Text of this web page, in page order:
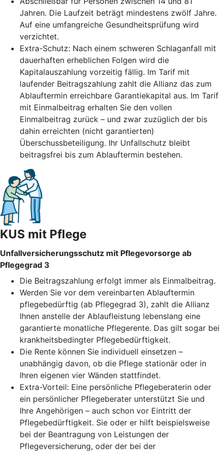
Jahren. Die Laufzeit beträgt mindestens zwölf Jahre.
Auf eine umfangreiche Gesundheitsprüfung wird
verzichtet.
Extra-Schutz: Nach einem schweren Schlaganfall mit
dauerhaften erheblichen Folgen wird die
Kapitalauszahlung vorzeitig fällig. Im Tarif mit
laufender Beitragszahlung zahlt die Allianz das zum
Ablauftermin erreichbare Garantiekapital aus. Im Tarif
mit Einmalbeitrag erhalten Sie den vollen
Einmalbeitrag zurück – und zwar zuzüglich der bis
dahin erreichten (nicht garantierten)
Überschussbeteiligung. Ihr Unfallschutz bleibt
beitragsfrei bis zum Ablauftermin bestehen.
KUS mit Pflege
Unfallversicherungsschutz mit Pflegevorsorge ab
Pflegegrad 3
Die Beitragszahlung erfolgt immer als Einmalbeitrag.
Werden Sie vor dem vereinbarten Ablauftermin
pflegebedürftig (ab Pflegegrad 3), zahlt die Allianz
Ihnen anstelle der Ablaufleistung lebenslang eine
garantierte monatliche Pflegerente. Das gilt sogar bei
krankheitsbedingter Pflegebedürftigkeit.
Die Rente können Sie individuell einsetzen –
unabhängig davon, ob die Pflege stationär oder in
Ihren eigenen vier Wänden stattfindet.
Extra-Vorteil: Eine persönliche Pflegeberaterin oder
ein persönlicher Pflegeberater unterstützt Sie und
Ihre Angehörigen – auch schon vor Eintritt der
Pflegebedürftigkeit. Sie oder er hilft beispielsweise
bei der Beantragung von Leistungen der
Pflegeversicherung, oder der bei der